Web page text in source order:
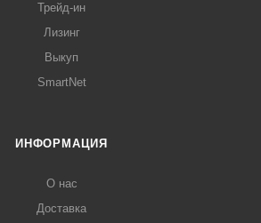
Трейд-ин
Лизинг
Выкуп
SmartNet
ИНФОРМАЦИЯ
О нас
Доставка